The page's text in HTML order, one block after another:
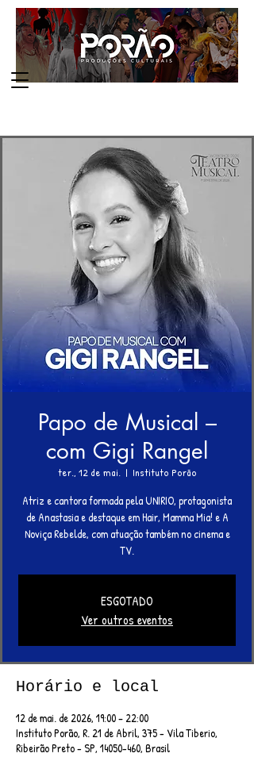
Papo de Musical –
com Gigi Rangel
ter., 12 de mai.
  |
Instituto Porão
Atriz e cantora formada pela UNIRIO, protagonista
de Anastasia e destaque em Hair, Mamma Mia! e A
Noviça Rebelde, com atuação também no cinema e
TV.
ESGOTADO
Ver outros eventos
Horário e local
12 de mai. de 2026, 19:00 – 22:00
Instituto Porão, R. 21 de Abril, 375 - Vila Tiberio,
Ribeirão Preto - SP, 14050-460, Brasil